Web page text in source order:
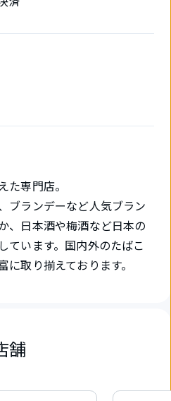
た専門店。
ブランデーなど人気ブラン
、日本酒や梅酒など日本の
ています。国内外のたばこ
取り揃えております。
舗